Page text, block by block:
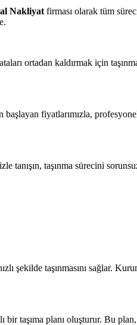
Nakliyat firması olarak tüm
ortadan kaldırmak için
başlayan fiyatlarımızla,
tanışın, taşınma sürecini
taşınmasını sağlar.
taşıma planı oluşturur. Bu